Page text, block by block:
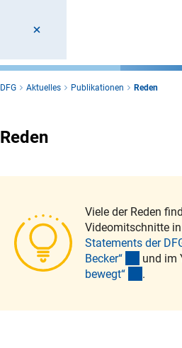
DFG Aktuelles Publikationen Reden
Reden
Viele der Reden
Videomitschnitte
Statements der
Becker“ und im
bewegt“ .